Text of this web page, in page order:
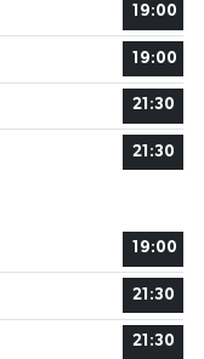
19:00
19:00
21:30
21:30
19:00
21:30
21:30